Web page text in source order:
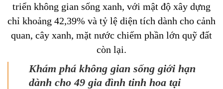
triển không gian sống xanh, với mật độ xây dựng
chỉ khoảng 42,39% và tỷ lệ diện tích dành cho cảnh
quan, cây xanh, mặt nước chiếm phần lớn quỹ đất
còn lại.
Khám phá không gian sống giới hạn
dành cho 49 gia đình tinh hoa tại